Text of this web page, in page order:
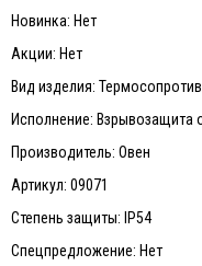
Новинка: Нет
Акции: Нет
Вид изделия:
Исполнение: Взрывозащита
Производитель: Овен
Артикул: 09071
Степень защиты: IP54
Спецпредложение: Нет